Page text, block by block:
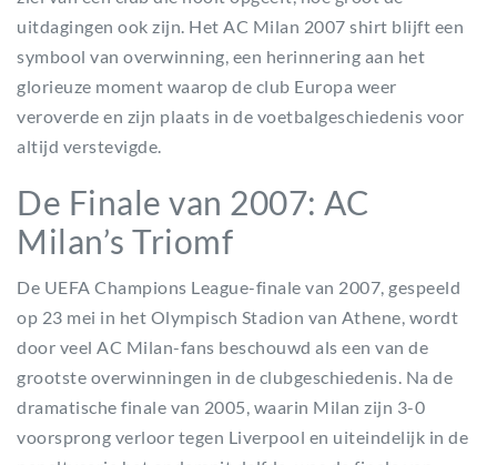
uitdagingen ook zijn. Het AC Milan 2007 shirt blijft een
symbool van overwinning, een herinnering aan het
glorieuze moment waarop de club Europa weer
veroverde en zijn plaats in de voetbalgeschiedenis voor
altijd verstevigde.
De Finale van 2007: AC
Milan’s Triomf
De UEFA Champions League-finale van 2007, gespeeld
op 23 mei in het Olympisch Stadion van Athene, wordt
door veel AC Milan-fans beschouwd als een van de
grootste overwinningen in de clubgeschiedenis. Na de
dramatische finale van 2005, waarin Milan zijn 3-0
voorsprong verloor tegen Liverpool en uiteindelijk in de